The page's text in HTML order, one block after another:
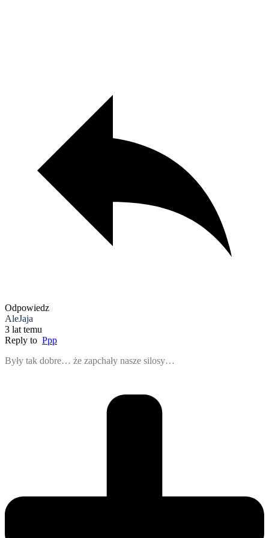
Odpowiedz
AleJaja
3 lat temu
Reply to Ppp
Były tak dobre… że zapchały nasze silosy…